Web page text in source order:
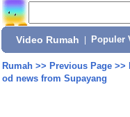
Video Rumah Populer
Rumah>> Previous Page>>
od news from Supayang